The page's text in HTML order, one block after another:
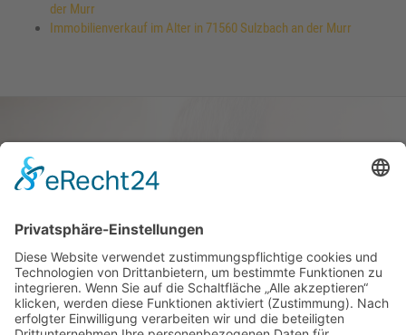
der Murr
Immobilienverkauf im Alter in 71560 Sulzbach an der Murr
verkaufen und darin
wohnen bleiben
Verkaufen Sie Ihr Haus oder Ihre
Eigen­tums­woh­nung und bleiben Sie
darin wohnen.